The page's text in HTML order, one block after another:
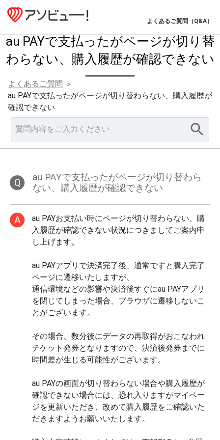
よくあるご質問（Q&A）
au PAYで支払ったがページが切り替
わらない、購入履歴が確認できない
よくあるご質問 >
au PAYで支払ったがページが切り替わらない、購入履歴が
確認できない
Q
au PAYで支払ったがページが切り替わら
ない、購入履歴が確認できない
A
au PAYお支払い時にページが切り替わらない、購
入履歴が確認できない状況につきましてご案内申
し上げます。
au PAYアプリで決済完了後、通常ですと購入完了
ページに遷移いたしますが、
通信環境などの影響や決済後すぐにau PAYアプリ
を閉じてしまった場合、ブラウザに遷移しないこ
とがございます。
その場合、数分後にデータの再取得がおこなわれ
チケット発券となりますので、決済後発券までに
時間差が生じる可能性がございます。
au PAYの画面が切り替わらない場合や購入履歴が
確認できない場合には、恐れ入りますがマイペー
ジを更新いただき、改めて購入履歴をご確認いた
だきますようお願いいたします。